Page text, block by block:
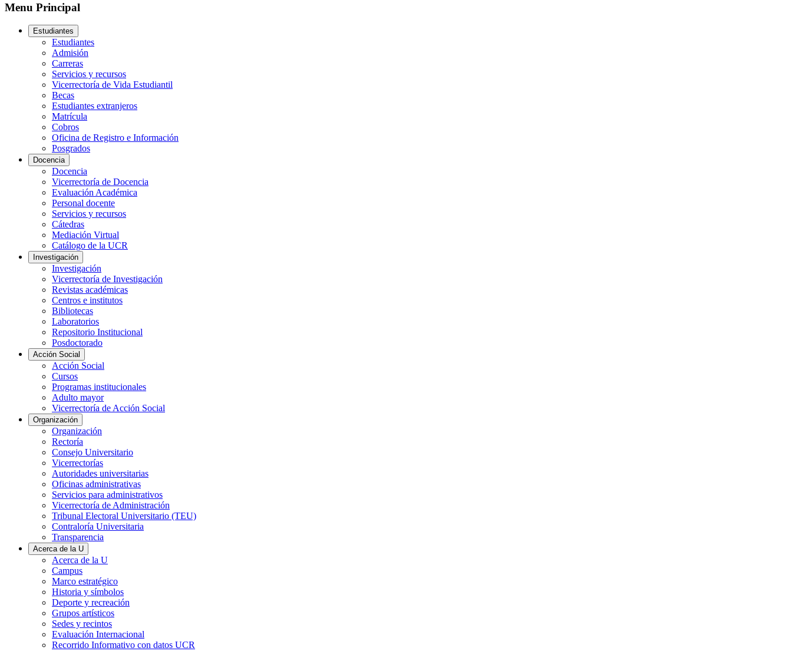
Menu Principal
Estudiantes
Estudiantes
Admisión
Carreras
Servicios y recursos
Vicerrectoría de Vida Estudiantil
Becas
Estudiantes extranjeros
Matrícula
Cobros
Oficina de Registro e Información
Posgrados
Docencia
Docencia
Vicerrectoría de Docencia
Evaluación Académica
Personal docente
Servicios y recursos
Cátedras
Mediación Virtual
Catálogo de la UCR
Investigación
Investigación
Vicerrectoría de Investigación
Revistas académicas
Centros e institutos
Bibliotecas
Laboratorios
Repositorio Institucional
Posdoctorado
Acción Social
Acción Social
Cursos
Programas institucionales
Adulto mayor
Vicerrectoría de Acción Social
Organización
Organización
Rectoría
Consejo Universitario
Vicerrectorías
Autoridades universitarias
Oficinas administrativas
Servicios para administrativos
Vicerrectoría de Administración
Tribunal Electoral Universitario (TEU)
Contraloría Universitaria
Transparencia
Acerca de la U
Acerca de la U
Campus
Marco estratégico
Historia y símbolos
Deporte y recreación
Grupos artísticos
Sedes y recintos
Evaluación Internacional
Recorrido Informativo con datos UCR